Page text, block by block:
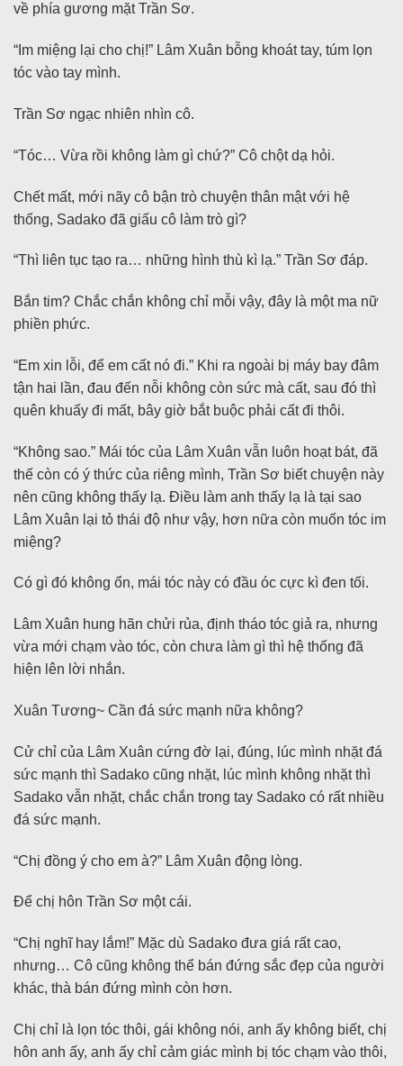
về phía gương mặt Trần Sơ.
“Im miệng lại cho chị!” Lâm Xuân bỗng khoát tay, túm lọn
tóc vào tay mình.
Trần Sơ ngạc nhiên nhìn cô.
“Tóc… Vừa rồi không làm gì chứ?” Cô chột dạ hỏi.
Chết mất, mới nãy cô bận trò chuyện thân mật với hệ
thống, Sadako đã giấu cô làm trò gì?
“Thì liên tục tạo ra… những hình thù kì lạ.” Trần Sơ đáp.
Bắn tim? Chắc chắn không chỉ mỗi vậy, đây là một ma nữ
phiền phức.
“Em xin lỗi, để em cất nó đi.” Khi ra ngoài bị máy bay đâm
tận hai lần, đau đến nỗi không còn sức mà cất, sau đó thì
quên khuấy đi mất, bây giờ bắt buộc phải cất đi thôi.
“Không sao.” Mái tóc của Lâm Xuân vẫn luôn hoạt bát, đã
thế còn có ý thức của riêng mình, Trần Sơ biết chuyện này
nên cũng không thấy lạ. Điều làm anh thấy lạ là tại sao
Lâm Xuân lại tỏ thái độ như vậy, hơn nữa còn muốn tóc im
miệng?
Có gì đó không ổn, mái tóc này có đầu óc cực kì đen tối.
Lâm Xuân hung hãn chửi rủa, định tháo tóc giả ra, nhưng
vừa mới chạm vào tóc, còn chưa làm gì thì hệ thống đã
hiện lên lời nhắn.
Xuân Tương~ Cần đá sức mạnh nữa không?
Cử chỉ của Lâm Xuân cứng đờ lại, đúng, lúc mình nhặt đá
sức mạnh thì Sadako cũng nhặt, lúc mình không nhặt thì
Sadako vẫn nhặt, chắc chắn trong tay Sadako có rất nhiều
đá sức mạnh.
“Chị đồng ý cho em à?” Lâm Xuân động lòng.
Để chị hôn Trần Sơ một cái.
“Chị nghĩ hay lắm!” Mặc dù Sadako đưa giá rất cao,
nhưng… Cô cũng không thể bán đứng sắc đẹp của người
khác, thà bán đứng mình còn hơn.
Chị chỉ là lọn tóc thôi, gái không nói, anh ấy không biết, chị
hôn anh ấy, anh ấy chỉ cảm giác mình bị tóc chạm vào thôi,